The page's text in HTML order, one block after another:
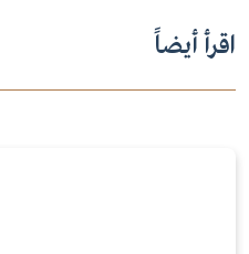
اقرأ أيضاً